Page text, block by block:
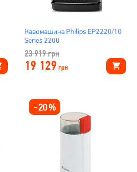
Кавомашина Philips EP2220/10
Series 2200
23 919грн
19 129 грн
-20%